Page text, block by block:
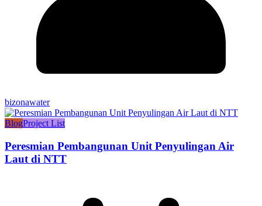
bizonawater
BlogProject List
Peresmian Pembangunan Unit Penyulingan Air
Laut di NTT